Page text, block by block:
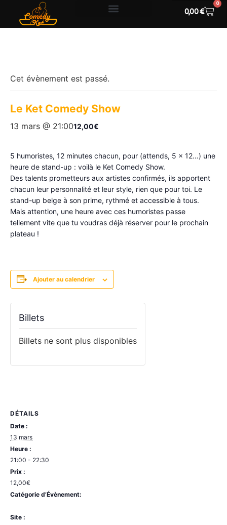
0,00€
0
Cet évènement est passé.
Le Ket Comedy Show
13 mars @ 21:0012,00€
5 humoristes, 12 minutes chacun, pour (attends, 5 × 12…) une
heure de stand-up : voilà le Ket Comedy Show.
Des talents prometteurs aux artistes confirmés, ils apportent
chacun leur personnalité et leur style, rien que pour toi. Le
stand-up belge à son prime, rythmé et accessible à tous.
Mais attention, une heure avec ces humoristes passe
tellement vite que tu voudras déjà réserver pour le prochain
plateau !
Ajouter au calendrier
DÉTAILS
Date :
13 mars
Heure :
21:00 - 22:30
Prix :
12,00€
Catégorie d’Évènement:
Site :
Billets
Billets ne sont plus disponibles